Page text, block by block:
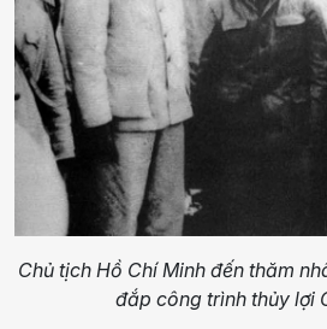
Chủ tịch Hồ Chí Minh đến thăm
đắp công trình thủy lợi